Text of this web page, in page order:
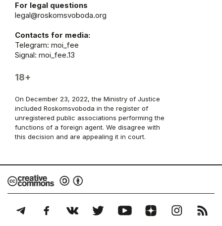
For legal questions
legal@roskomsvoboda.org
Contacts for media:
Telegram: moi_fee
Signal: moi_fee.13
18+
On December 23, 2022, the Ministry of Justice
included Roskomsvoboda in the register of
unregistered public associations performing the
functions of a foreign agent. We disagree with
this decision and are appealing it in court.